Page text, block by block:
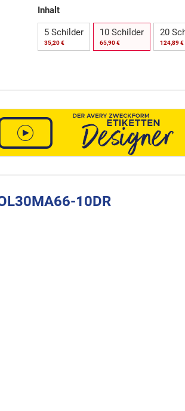
Inhalt
5 Schilder
35,20 €
10 Schilder
65,90 €
20
124,89 €
10DR